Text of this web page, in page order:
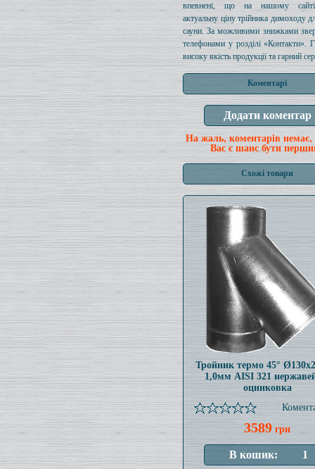
впевнені, що на нашому
актуальну ціну трійника димоходу
сауни. За можливими знижками
телефонами у розділі «Контакти».
високу якість продукції та гарний
Коментарі
На жаль, коментарів немає,
Вас є шанс бути
Схожі товари
Тройник термо 45°
1,0мм AISI 321
оцинковка
3589 грн